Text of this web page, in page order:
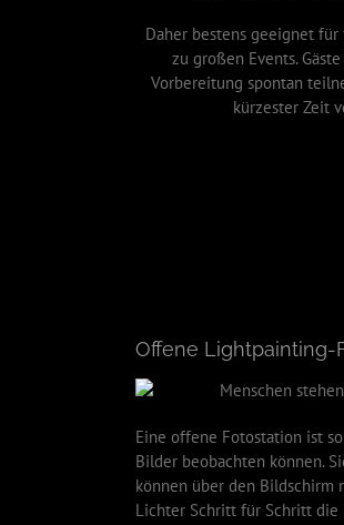
Daher bestens geeignet
zu großen Events.
Vorbereitung spontan
kürzester Zeit
Offene Lightpainting-
Eine offene Fotostation ist
Bilder beobachten können.
können über den
Lichter Schritt für Schritt die